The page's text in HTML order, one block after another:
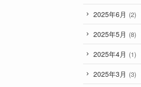
2025年6月 (2)
2025年5月 (8)
2025年4月 (1)
2025年3月 (3)